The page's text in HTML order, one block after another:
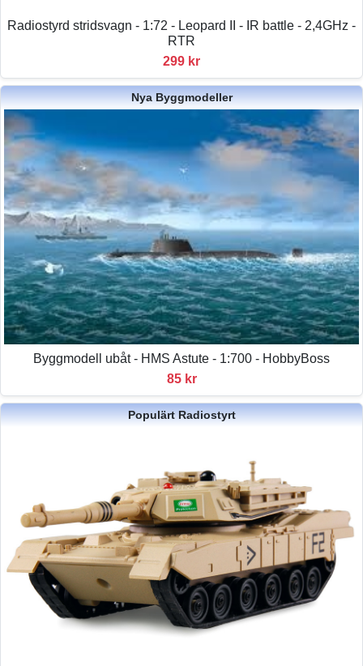
Radiostyrd stridsvagn - 1:72 - Leopard II - IR battle - 2,4GHz -
RTR
299 kr
Nya Byggmodeller
Byggmodell ubåt - HMS Astute - 1:700 - HobbyBoss
85 kr
Populärt Radiostyrt